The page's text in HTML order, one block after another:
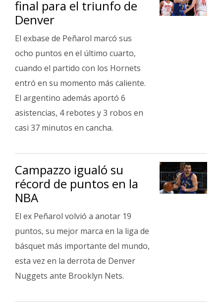
final para el triunfo de
Denver
El exbase de Peñarol marcó sus
ocho puntos en el último cuarto,
cuando el partido con los Hornets
entró en su momento más caliente.
El argentino además aportó 6
asistencias, 4 rebotes y 3 robos en
casi 37 minutos en cancha.
Campazzo igualó su
récord de puntos en la
NBA
El ex Peñarol volvió a anotar 19
puntos, su mejor marca en la liga de
básquet más importante del mundo,
esta vez en la derrota de Denver
Nuggets ante Brooklyn Nets.